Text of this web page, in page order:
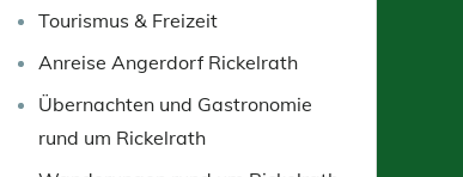
Tourismus & Freizeit
Anreise Angerdorf Rickelrath
Übernachten und Gastronomie
rund um Rickelrath